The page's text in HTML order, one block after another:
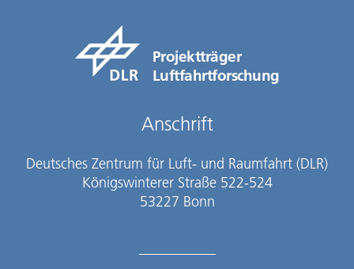
Projektträger
Luftfahrtforschung
Anschrift
Deutsches Zentrum für Luft- und Raumfahrt (DLR)
Königswinterer Straße 522-524
53227 Bonn